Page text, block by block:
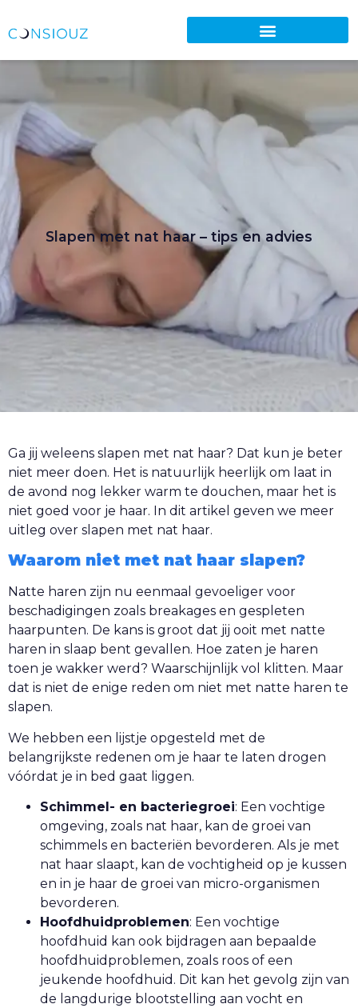
Slapen met nat haar – tips en advies
Ga jij weleens slapen met nat haar? Dat kun je beter
niet meer doen. Het is natuurlijk heerlijk om laat in
de avond nog lekker warm te douchen, maar het is
niet goed voor je haar. In dit artikel geven we meer
uitleg over slapen met nat haar.
Waarom niet met nat haar slapen?
Natte haren zijn nu eenmaal gevoeliger voor
beschadigingen zoals breakages en gespleten
haarpunten. De kans is groot dat jij ooit met natte
haren in slaap bent gevallen. Hoe zaten je haren
toen je wakker werd? Waarschijnlijk vol klitten. Maar
dat is niet de enige reden om niet met natte haren te
slapen.
We hebben een lijstje opgesteld met de
belangrijkste redenen om je haar te laten drogen
vóórdat je in bed gaat liggen.
Schimmel- en bacteriegroei: Een vochtige
omgeving, zoals nat haar, kan de groei van
schimmels en bacteriën bevorderen. Als je met
nat haar slaapt, kan de vochtigheid op je kussen
en in je haar de groei van micro-organismen
bevorderen.
Hoofdhuidproblemen: Een vochtige
hoofdhuid kan ook bijdragen aan bepaalde
hoofdhuidproblemen, zoals roos of een
jeukende hoofdhuid. Dit kan het gevolg zijn van
de langdurige blootstelling aan vocht en